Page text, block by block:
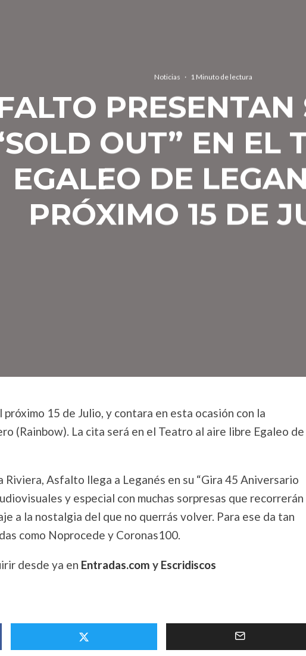
Noticias · 1 Minuto de lectura
PRESENTAN
OUT” EN EL
EGALEO DE
PRÓXIMO 15 DE
15 de Julio, y contara en esta ocasión con la
(Rainbow). La cita será en el Teatro al aire libre Egaleo de
Riviera, Asfalto llega a Leganés en su “Gira 45 Aniversario
y especial con muchas sorpresas que recorrerán
a la nostalgia del que no querrás volver. Para ese da tan
como Noprocede y Coronas100.
desde ya en Entradas.com y Escridiscos